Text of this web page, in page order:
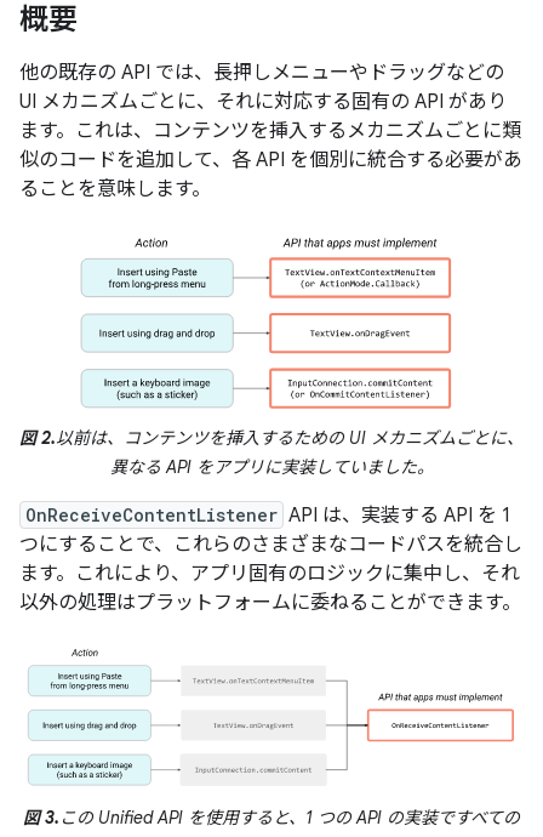
概要
他の既存の API では、長押しメニューやドラッグなどの
UI メカニズムごとに、それに対応する固有の API があり
ます。これは、コンテンツを挿入するメカニズムごとに類
似のコードを追加して、各 API を個別に統合する必要があ
ることを意味します。
図 2.以前は、コンテンツを挿入するための UI メカニズムごとに、
異なる API をアプリに実装していました。
OnReceiveContentListener API は、実装する API を 1
つにすることで、これらのさまざまなコードパスを統合し
ます。これにより、アプリ固有のロジックに集中し、それ
以外の処理はプラットフォームに委ねることができます。
図 3. この Unified API を使用すると、1 つの API の実装ですべての